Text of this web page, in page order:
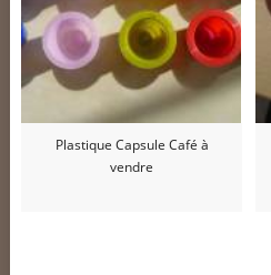
Plastique Capsule Café à
vendre